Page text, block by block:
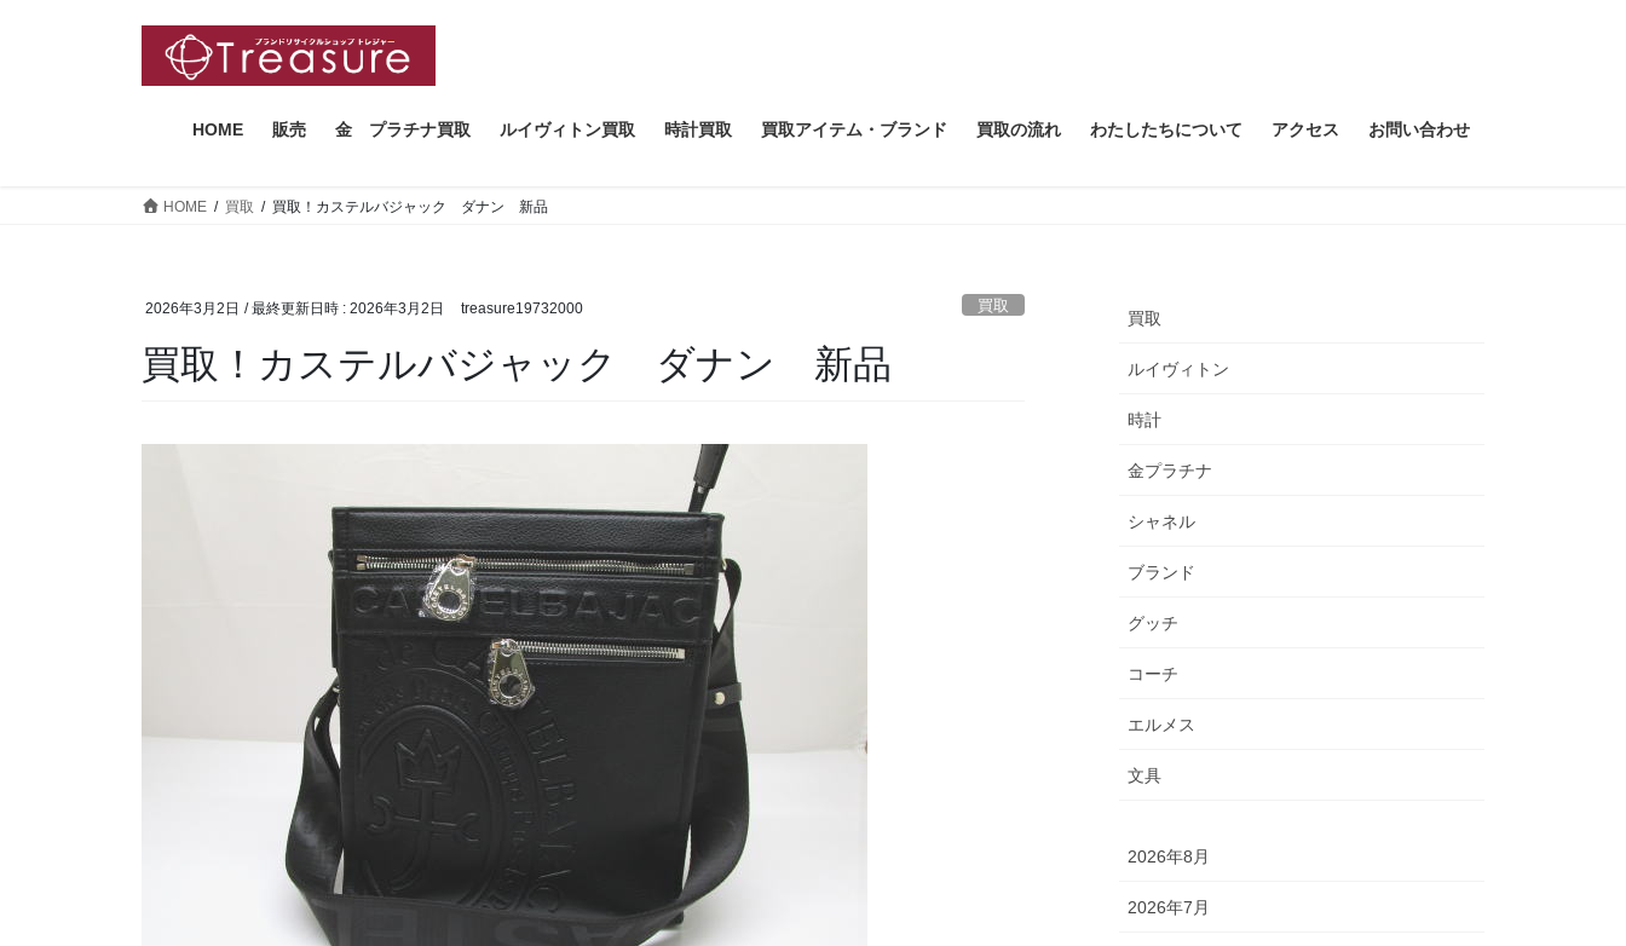
HOME 販売 金 プラチナ買取 ルイヴィトン買取 時計買取 買取アイテム・ブランド 買取の流れ わたしたちについて アクセス お問い合わせ
HOME 買取 買取！カステルバジャック ダナン 新品
2026年3月2日 / 最終更新日時 : 2026年3月2日 treasure19732000 買取
買取！カステルバジャック ダナン 新品
買取
ルイヴィトン
時計
金プラチナ
シャネル
ブランド
グッチ
コーチ
エルメス
文具
2026年8月
2026年7月